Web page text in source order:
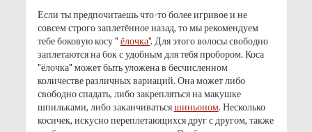
Если ты предпочитаешь что-то более игривое и не
совсем строго заплетённое назад, то мы рекомендуем
тебе боковую косу " ёлочка". Для этого волосы свободно
заплетаются на бок с удобным для тебя пробором. Коса
"ёлочка" может быть уложена в бесчисленном
количестве различных вариаций. Она может либо
свободно спадать, либо закрепляться на макушке
шпильками, либо заканчиватьсяшиньоном. Несколько
косичек, искусно переплетающихся друг с другом, также